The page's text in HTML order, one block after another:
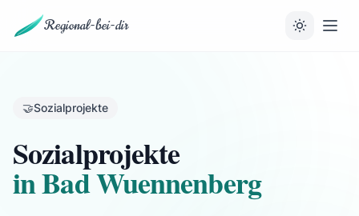
Regional-bei-dir
🤝Sozialprojekte
Sozialprojekte
in Bad Wuennenberg